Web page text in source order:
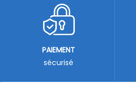
PAIEMENT
sécurisé